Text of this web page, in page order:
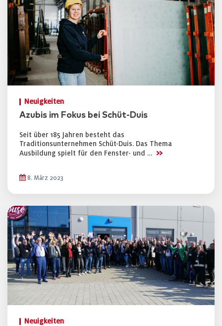
Neuigkeiten
Azubis im Fokus bei Schüt-Duis
Seit über 185 Jahren besteht das
Traditionsunternehmen Schüt-Duis. Das Thema
Ausbildung spielt für den Fenster- und … >>
8. März 2023
Neuigkeiten